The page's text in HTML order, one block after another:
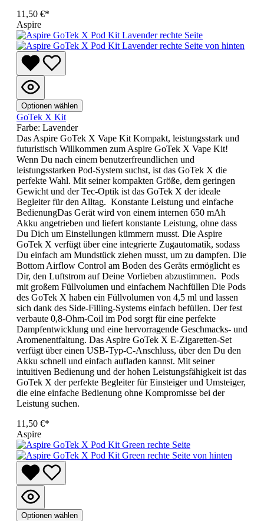
11,50 €*
Aspire
Optionen wählen
GoTek X Kit
Farbe: Lavender
Das Aspire GoTek X Vape Kit Kompakt, leistungsstark und
futuristisch Willkommen zum Aspire GoTek X Vape Kit!
Wenn Du nach einem benutzerfreundlichen und
leistungsstarken Pod-System suchst, ist das GoTek X die
perfekte Wahl. Mit seiner kompakten Größe, dem geringen
Gewicht und der Tec-Optik ist das GoTek X der ideale
Begleiter für den Alltag. Konstante Leistung und einfache
BedienungDas Gerät wird von einem internen 650 mAh
Akku angetrieben und liefert konstante Leistung, ohne dass
Du Dich um Einstellungen kümmern musst. Die Aspire
GoTek X verfügt über eine integrierte Zugautomatik, sodass
Du einfach am Mundstück ziehen musst, um zu dampfen. Die
Bottom Airflow Control am Boden des Geräts ermöglicht es
Dir, den Luftstrom auf Deine Vorlieben abzustimmen. Pods
mit großem Füllvolumen und einfachem Nachfüllen Die Pods
des GoTek X haben ein Füllvolumen von 4,5 ml und lassen
sich dank des Side-Filling-Systems einfach befüllen. Der fest
verbaute 0,8-Ohm-Coil im Pod sorgt für eine perfekte
Dampfentwicklung und eine hervorragende Geschmacks- und
Aromenentfaltung. Das Aspire GoTek X E-Zigaretten-Set
verfügt über einen USB-Typ-C-Anschluss, über den Du den
Akku schnell und einfach aufladen kannst. Mit seiner
intuitiven Bedienung und der hohen Leistungsfähigkeit ist das
GoTek X der perfekte Begleiter für Einsteiger und Umsteiger,
die eine einfache Bedienung ohne Kompromisse bei der
Leistung suchen.
11,50 €*
Aspire
Optionen wählen